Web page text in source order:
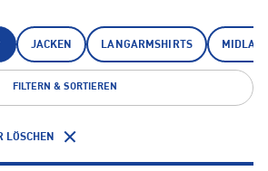
JACKEN LANGARMSHIRTS
FILTERN & SORTIEREN
LÖSCHEN